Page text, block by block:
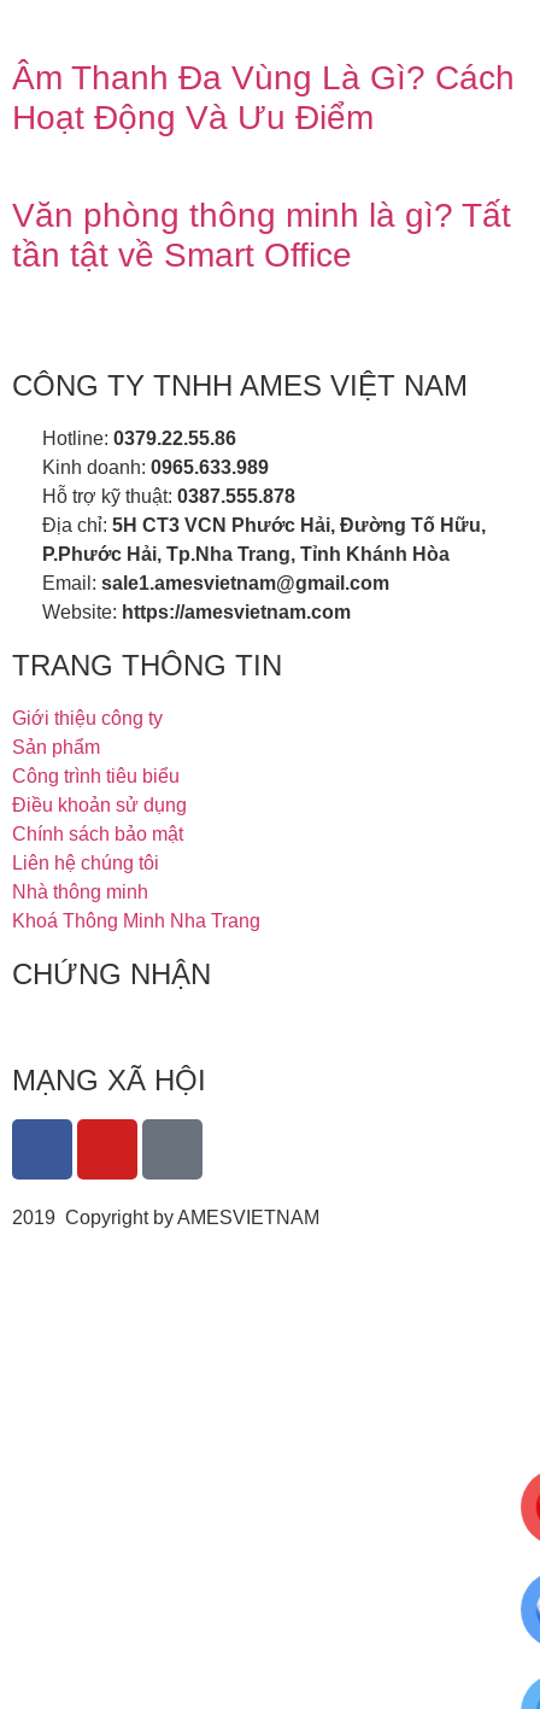
Âm Thanh Đa Vùng Là Gì? Cách
Hoạt Động Và Ưu Điểm
Văn phòng thông minh là gì? Tất
tần tật về Smart Office
CÔNG TY TNHH AMES VIỆT NAM
Hotline: 0379.22.55.86
Kinh doanh: 0965.633.989
Hỗ trợ kỹ thuật: 0387.555.878
Địa chỉ: 5H CT3 VCN Phước Hải, Đường Tố Hữu,
P.Phước Hải, Tp.Nha Trang, Tỉnh Khánh Hòa
Email: sale1.amesvietnam@gmail.com
Website: https://amesvietnam.com
TRANG THÔNG TIN
Giới thiệu công ty
Sản phẩm
Công trình tiêu biểu
Điều khoản sử dụng
Chính sách bảo mật
Liên hệ chúng tôi
Nhà thông minh
Khoá Thông Minh Nha Trang
CHỨNG NHẬN
MẠNG XÃ HỘI
2019 Copyright by AMESVIETNAM